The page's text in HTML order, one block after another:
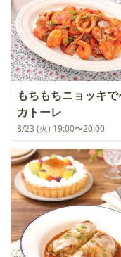
もちもちニョッキで
カトーレ
8/23 (火) 19:00〜20:00